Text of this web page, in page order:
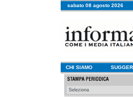
sabato 08 agosto 2026
CHI SIAMO